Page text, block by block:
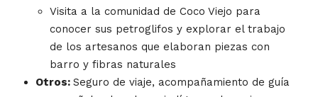
Visita a la comunidad de Coco Viejo para
conocer sus petroglifos y explorar el trabajo
de los artesanos que elaboran piezas con
barro y fibras naturales
Otros: Seguro de viaje, acompañamiento de guía